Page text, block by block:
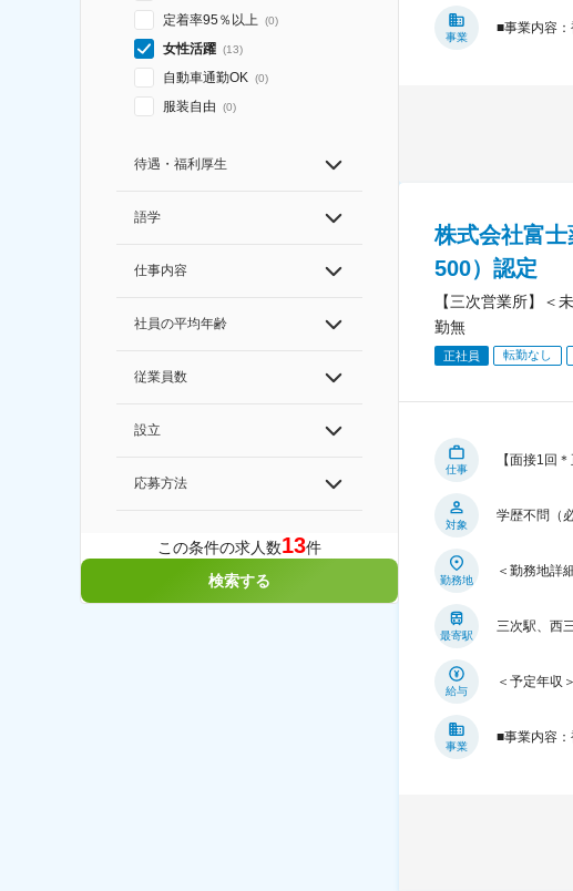
定着率95％以上 (0)
女性活躍 (13)
自動車通勤OK (0)
服装自由 (0)
待遇・福利厚生
語学
仕事内容
社員の平均年齢
従業員数
設立
応募方法
この条件の求人数13件
検索する
事業
■事業内容
株式会社富
500）認定
【三次営業所】
勤無
正社員 転勤なし
仕事
【面接1回
対象
学歴不問（
勤務地
＜勤務地詳
最寄駅
三次駅、西
給与
＜予定年収
事業
■事業内容